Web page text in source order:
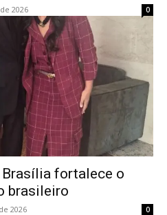
2026 0
fortalece o
brasileiro
2026 0